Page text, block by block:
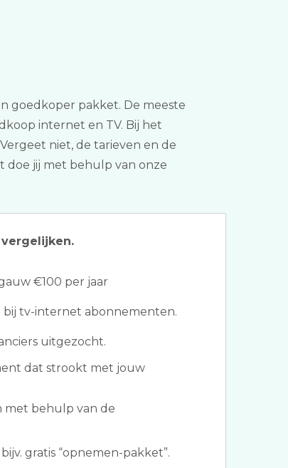
goedkoper pakket. De meeste
internet en TV. Bij het
niet, de tarieven en de
doe jij met behulp van onze
€100 per jaar
tv-internet abonnementen.
uitgezocht.
dat strookt met jouw
met behulp van de
gratis “opnemen-pakket”.